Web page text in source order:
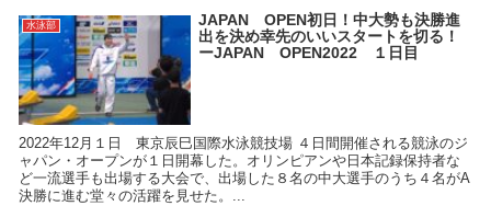
水泳部
JAPAN OPEN初日！中大勢も決勝進
出を決め幸先のいいスタートを切る！
ーJAPAN OPEN2022 １日目
2022年12月１日 東京辰巳国際水泳競技場 ４日間開催される競泳のジ
ャパン・オープンが１日開幕した。オリンピアンや日本記録保持者な
ど一流選手も出場する大会で、出場した８名の中大選手のうち４名がA
決勝に進む堂々の活躍を見せた。...